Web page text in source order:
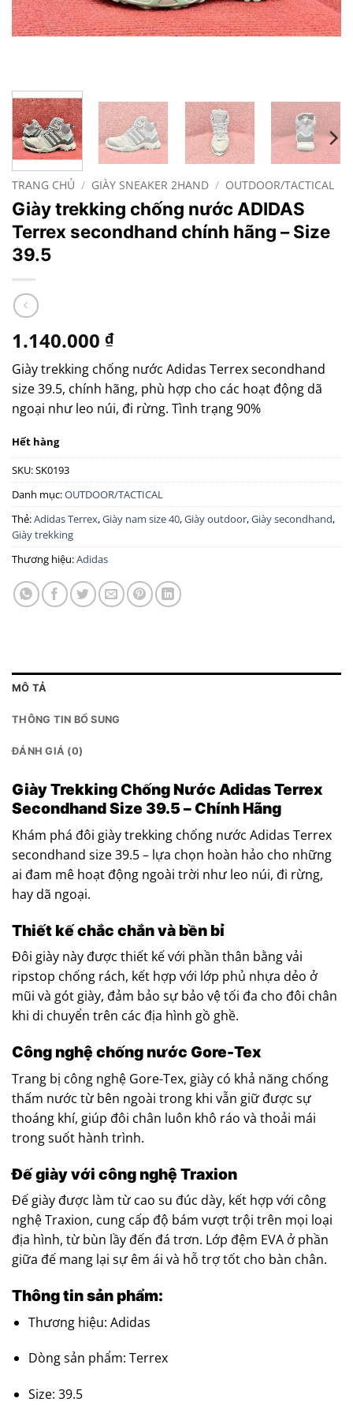
TRANG CHỦ / GIÀY SNEAKER 2HAND / OUTDOOR/TACTICAL
Giày trekking chống nước ADIDAS
Terrex secondhand chính hãng – Size
39.5
1.140.000 ₫
Giày trekking chống nước Adidas Terrex secondhand
size 39.5, chính hãng, phù hợp cho các hoạt động dã
ngoại như leo núi, đi rừng. Tình trạng 90%
Hết hàng
SKU:SK0193
Danh mục:OUTDOOR/TACTICAL
Thẻ:Adidas Terrex,Giày nam size 40,Giày outdoor,Giày secondhand,
Giày trekking
Thương hiệu:Adidas
MÔ TẢ
THÔNG TIN BỔ SUNG
ĐÁNH GIÁ (0)
Giày Trekking Chống Nước Adidas Terrex
Secondhand Size 39.5 – Chính Hãng
Khám phá đôi giày trekking chống nước Adidas Terrex
secondhand size 39.5 – lựa chọn hoàn hảo cho những
ai đam mê hoạt động ngoài trời như leo núi, đi rừng,
hay dã ngoại.​
Thiết kế chắc chắn và bền bỉ
Đôi giày này được thiết kế với phần thân bằng vải
ripstop chống rách, kết hợp với lớp phủ nhựa dẻo ở
mũi và gót giày, đảm bảo sự bảo vệ tối đa cho đôi chân
khi di chuyển trên các địa hình gồ ghề.​
Công nghệ chống nước Gore-Tex
Trang bị công nghệ Gore-Tex, giày có khả năng chống
thấm nước từ bên ngoài trong khi vẫn giữ được sự
thoáng khí, giúp đôi chân luôn khô ráo và thoải mái
trong suốt hành trình.​
Đế giày với công nghệ Traxion
Đế giày được làm từ cao su đúc dày, kết hợp với công
nghệ Traxion, cung cấp độ bám vượt trội trên mọi loại
địa hình, từ bùn lầy đến đá trơn. Lớp đệm EVA ở phần
giữa đế mang lại sự êm ái và hỗ trợ tốt cho bàn chân.​
Thông tin sản phẩm:
Thương hiệu: Adidas
Dòng sản phẩm: Terrex
Size: 39.5